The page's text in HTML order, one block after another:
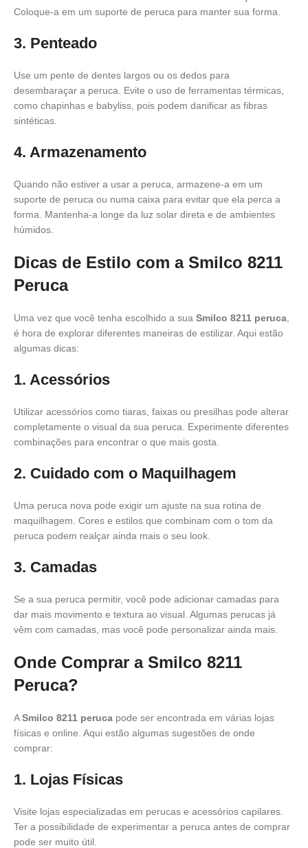
Coloque-a em um suporte de peruca para manter sua forma.
3. Penteado
Use um pente de dentes largos ou os dedos para
desembaraçar a peruca. Evite o uso de ferramentas térmicas,
como chapinhas e babyliss, pois podem danificar as fibras
sintéticas.
4. Armazenamento
Quando não estiver a usar a peruca, armazene-a em um
suporte de peruca ou numa caixa para evitar que ela perca a
forma. Mantenha-a longe da luz solar direta e de ambientes
húmidos.
Dicas de Estilo com a Smilco 8211
Peruca
Uma vez que você tenha escolhido a sua Smilco 8211 peruca
é hora de explorar diferentes maneiras de estilizar. Aqui estão
algumas dicas:
1. Acessórios
Utilizar acessórios como tiaras, faixas ou presilhas pode alterar
completamente o visual da sua peruca. Experimente diferentes
combinações para encontrar o que mais gosta.
2. Cuidado com o Maquilhagem
Uma peruca nova pode exigir um ajuste na sua rotina de
maquilhagem. Cores e estilos que combinam com o tom da
peruca podem realçar ainda mais o seu look.
3. Camadas
Se a sua peruca permitir, você pode adicionar camadas para
dar mais movimento e textura ao visual. Algumas perucas já
vêm com camadas, mas você pode personalizar ainda mais.
Onde Comprar a Smilco 8211
Peruca?
ASmilco 8211 peruca pode ser encontrada em várias lojas
físicas e online. Aqui estão algumas sugestões de onde
comprar:
1. Lojas Físicas
Visite lojas especializadas em perucas e acessórios capilares.
Ter a possibilidade de experimentar a peruca antes de comprar
pode ser muito útil.